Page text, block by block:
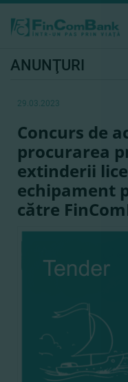
ANUNŢURI
29.03.2023
Concurs de
procurarea
extinderii
echipament
către